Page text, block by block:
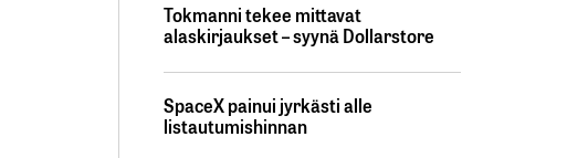
Tokmanni tekee mittavat
alaskirjaukset – syynä Dollarstore
SpaceX painui jyrkästi alle
listautumishinnan